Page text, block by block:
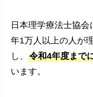
日本理学療法士協
年1万人以上の人が
し、令和4年度まで
います。